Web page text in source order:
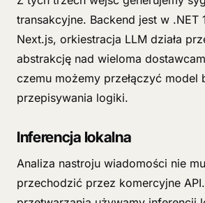
transakcyjne. Backend jest w .NET
Next.js, orkiestracja LLM działa
abstrakcję nad wieloma
czemu możemy przełączyć model
przepisywania logiki.
Inferencja lokalna
Analiza nastroju wiadomości nie
przechodzić przez komercyjne